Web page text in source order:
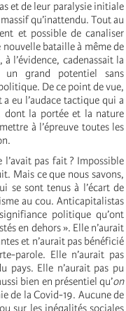
et de leur paralysie initiale
qu’inattendu. Tout au
et possible de canaliser
nouvelle bataille à même de
l’évidence, cadenassait la
un grand potentiel sans
De ce point de vue,
eu l’audace tactique qui a
dont la portée et la nature
à l’épreuve toutes les
pas fait ? Impossible
Mais ce que nous savons,
se sont tenus à l’écart de
au cou. Anticapitalistas
politique qu’ont
en dehors ». Elle n’aurait
et n’aurait pas bénéficié
parole. Elle n’aurait pas
pays. Elle n’aurait pas pu
bien en présentiel qu’on
de la Covid-19. Aucune de
sur les inégalités sociales